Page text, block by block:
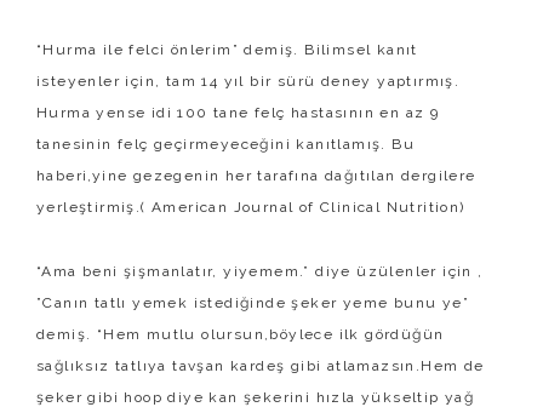
“Hurma ile felci önlerim” demiş. Bilimsel kanıt
isteyenler için, tam 14 yıl bir sürü deney yaptırmış.
Hurma yense idi 100 tane felç hastasının en az 9
tanesinin felç geçirmeyeceğini kanıtlamış. Bu
haberi,yine gezegenin her tarafına dağıtılan dergilere
yerleştirmiş.( American Journal of Clinical Nutrition)
“Ama beni şişmanlatır, yiyemem.” diye üzülenler için ,
”Canın tatlı yemek istediğinde şeker yeme bunu ye”
demiş. “Hem mutlu olursun,böylece ilk gördüğün
sağlıksız tatlıya tavşan kardeş gibi atlamazsın.Hem de
şeker gibi hoop diye kan şekerini hızla yükseltip yağ